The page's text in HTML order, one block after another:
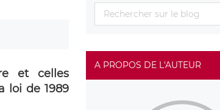
et celles
loi de 1989
A PROPOS DE L'AUTEUR